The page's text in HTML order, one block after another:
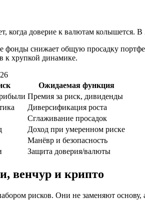
когда доверие к валютам
фонды снижает общую просадку
к хрупкой динамике.
Ожидаемая функция
Премия за риск, дивиденды
Диверсификация роста
Сглаживание просадок
Доход при умеренном риске
Манёвр и безопасность
Защита доверия/валюты
венчур и крипто
рисков. Они не заменяют